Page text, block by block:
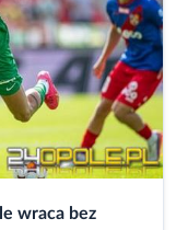
wraca bez